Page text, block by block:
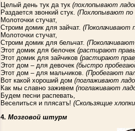
Целый день тук да тук (похлопывают
Раздается звонкий стук. (Похлопывают по
Молоточки стучат,
Строим домик для зайчат. (Поколачивают
Молоточки стучат,
Строим домик для бельчат.
Этот домик для белочек (растирают
Этот домик для зайчиков (растирают
Этот дом – для девочек (быстро
Этот дом – для мальчиков. (Пробегают
Вот какой хороший дом (поглаживают
Как мы славно заживем (поглаживают
Будем песни распевать,
Веселиться и плясатъ! (Скользящие
4. Мозговой штурм